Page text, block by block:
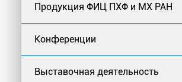
Продукция ФИЦ ПХФ и МХ РАН
Конференции
Выставочная деятельность